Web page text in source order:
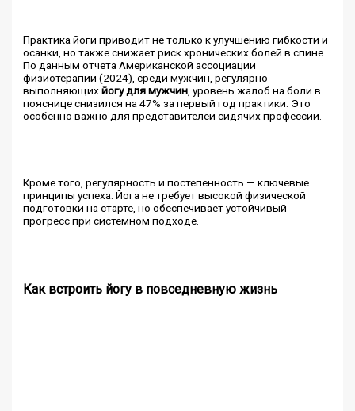
Практика йоги приводит не только к улучшению гибкости и
осанки, но также снижает риск хронических болей в спине.
По данным отчета Американской ассоциации
физиотерапии (2024), среди мужчин, регулярно
выполняющихйогу для мужчин , уровень жалоб на боли в
пояснице снизился на 47% за первый год практики. Это
особенно важно для представителей сидячих профессий.
Кроме того, регулярность и постепенность — ключевые
принципы успеха. Йога не требует высокой физической
подготовки на старте, но обеспечивает устойчивый
прогресс при системном подходе.
Как встроить йогу в повседневную жизнь